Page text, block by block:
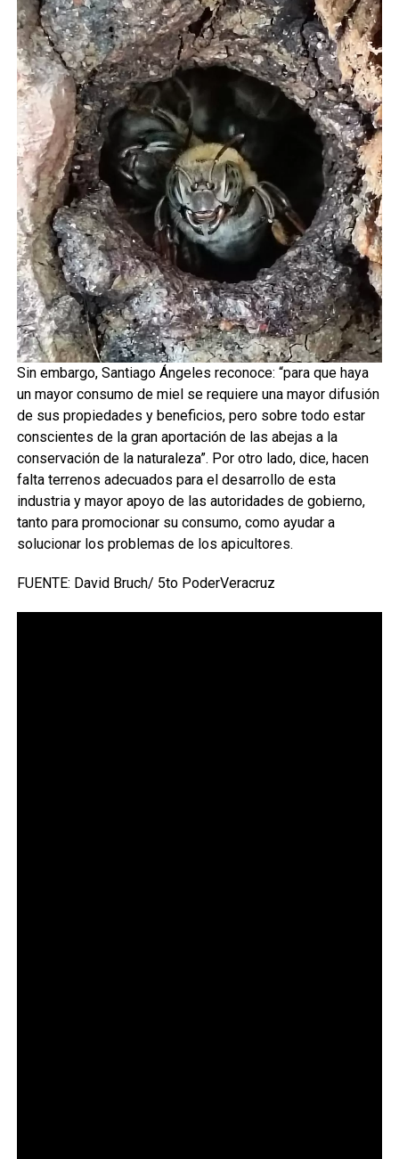
Sin embargo, Santiago Ángeles reconoce: “para que haya
un mayor consumo de miel se requiere una mayor difusión
de sus propiedades y beneficios, pero sobre todo estar
conscientes de la gran aportación de las abejas a la
conservación de la naturaleza”. Por otro lado, dice, hacen
falta terrenos adecuados para el desarrollo de esta
industria y mayor apoyo de las autoridades de gobierno,
tanto para promocionar su consumo, como ayudar a
solucionar los problemas de los apicultores.
FUENTE: David Bruch/ 5to PoderVeracruz